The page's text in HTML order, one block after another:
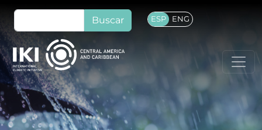
Pasar al contenido principal
Buscar ESP ENG